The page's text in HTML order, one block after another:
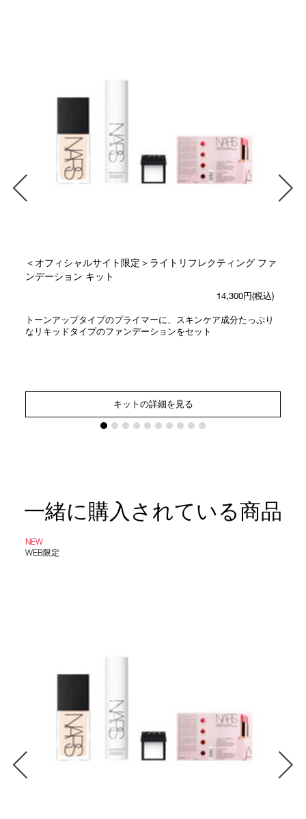
＜オフィシャルサイト限定＞ライトリフレクティング ファ
ンデーション キット
14,300円(税込)
トーンアップタイプのプライマーに、スキンケア成分たっぷり
なリキッドタイプのファンデーションをセット
キットの詳細を見る
一緒に購入されている商品
NEW
WEB限定